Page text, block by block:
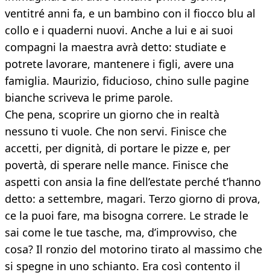
ventitré anni fa, e un bambino con il fiocco blu al
collo e i quaderni nuovi. Anche a lui e ai suoi
compagni la maestra avrà detto: studiate e
potrete lavorare, mantenere i figli, avere una
famiglia. Maurizio, fiducioso, chino sulle pagine
bianche scriveva le prime parole.
Che pena, scoprire un giorno che in realtà
nessuno ti vuole. Che non servi. Finisce che
accetti, per dignità, di portare le pizze e, per
povertà, di sperare nelle mance. Finisce che
aspetti con ansia la fine dell’estate perché t’hanno
detto: a settembre, magari. Terzo giorno di prova,
ce la puoi fare, ma bisogna correre. Le strade le
sai come le tue tasche, ma, d’improvviso, che
cosa? Il ronzio del motorino tirato al massimo che
si spegne in uno schianto. Era così contento il